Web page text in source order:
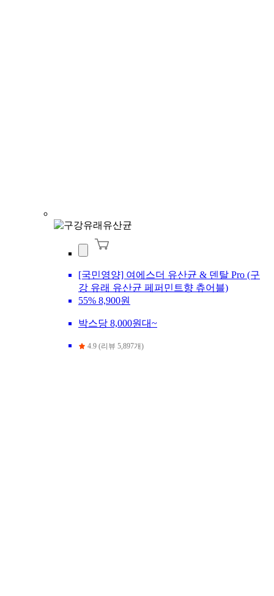
[국민영양] 여에스더 유산균 & 덴탈 Pro (구
강 유래 유산균 페퍼민트향 츄어블)
55% 8,900원
박스당 8,000원대~
4.9 (리뷰 5,897개)